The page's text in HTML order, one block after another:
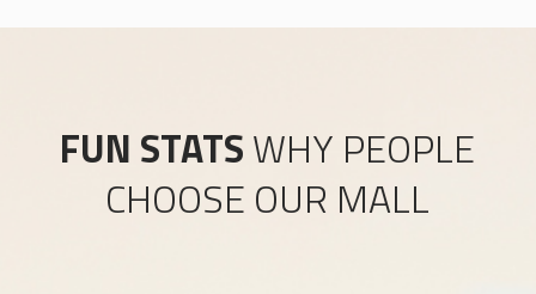
FUN STATSWHY PEOPLE
CHOOSE OUR MALL